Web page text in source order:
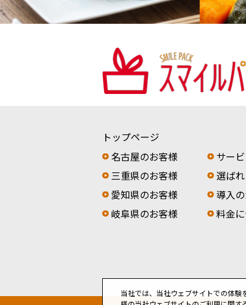
トップページ
名古屋のお客様
三重県のお客様
愛知県のお客様
岐阜県のお客様
サー
選ば
導入
料金
当社では、当社ウェブサイトでの体